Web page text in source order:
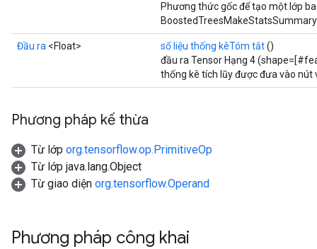
Phương thức gốc để tạo một lớp
Đầu ra <Float> số liệu thống kêTóm tắt()
đầu ra Tensor Hạng 4
thống kê tích lũy được đưa vào nút
Phương pháp kế thừa
Từ lớp org.tensorflow.op.PrimitiveOp
Từ lớp java.lang.Object
Từ giao diện org.tensorflow.Operand
Phương pháp công khai